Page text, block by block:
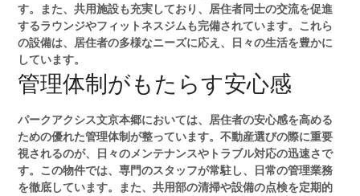
す。また、共用施設も充実しており、居住者同士の交流を促進
するラウンジやフィットネスジムも完備されています。これら
の設備は、居住者の多様なニーズに応え、日々の生活を豊かに
しています。
管理体制がもたらす安心感
パークアクシス文京本郷においては、居住者の安心感を高める
ための優れた管理体制が整っています。不動産選びの際に重要
視されるのが、日々のメンテナンスやトラブル対応の迅速さで
す。この物件では、専門のスタッフが常駐し、日常の管理業務
を徹底しています。また、共用部の清掃や設備の点検を定期的